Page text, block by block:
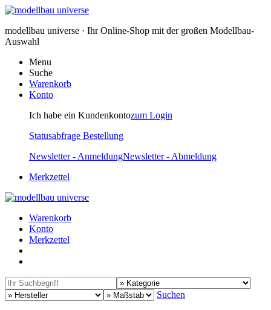
modellbau universe · Ihr Online-Shop mit der großen Modellbau-
Auswahl
Menu
Suche
Warenkorb
Konto
Ich habe ein Kundenkontozum Login
Statusabfrage Bestellung
Newsletter - AnmeldungNewsletter - Abmeldung
Merkzettel
Warenkorb
Konto
Merkzettel
Suchen